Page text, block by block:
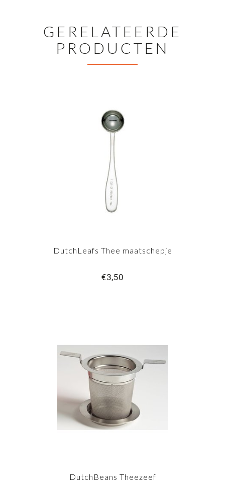
GERELATEERDE
PRODUCTEN
DutchLeafs Thee maatschepje
€3,50
DutchBeans Theezeef